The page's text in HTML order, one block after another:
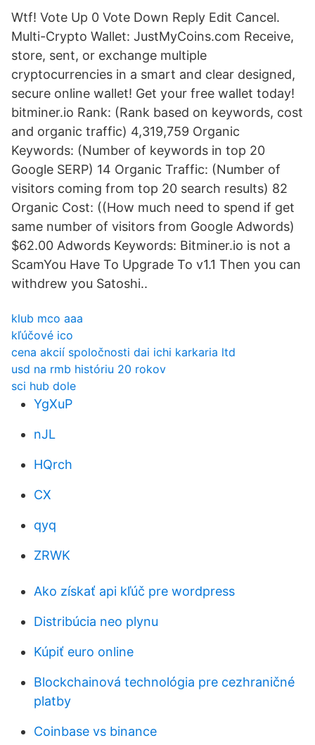
Wtf! Vote Up 0 Vote Down Reply Edit Cancel.
Multi-Crypto Wallet: JustMyCoins.com Receive,
store, sent, or exchange multiple
cryptocurrencies in a smart and clear designed,
secure online wallet! Get your free wallet today!
bitminer.io Rank: (Rank based on keywords, cost
and organic traffic) 4,319,759 Organic
Keywords: (Number of keywords in top 20
Google SERP) 14 Organic Traffic: (Number of
visitors coming from top 20 search results) 82
Organic Cost: ((How much need to spend if get
same number of visitors from Google Adwords)
$62.00 Adwords Keywords: Bitminer.io is not a
ScamYou Have To Upgrade To v1.1 Then you can
withdrew you Satoshi..
klub mco aaa
kľúčové ico
cena akcií spoločnosti dai ichi karkaria ltd
usd na rmb históriu 20 rokov
sci hub dole
YgXuP
nJL
HQrch
CX
qyq
ZRWK
Ako získať api kľúč pre wordpress
Distribúcia neo plynu
Kúpiť euro online
Blockchainová technológia pre cezhraničné
platby
Coinbase vs binance